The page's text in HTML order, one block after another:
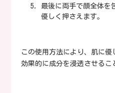
最後に両手で顔全体を
優しく押さえます。
この使用方法により、肌に優
効果的に成分を浸透させるこ